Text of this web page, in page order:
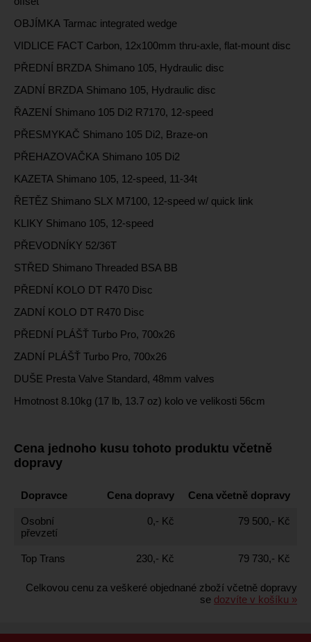
OBJÍMKA Tarmac integrated wedge
VIDLICE FACT Carbon, 12x100mm thru-axle, flat-mount disc
PŘEDNÍ BRZDA Shimano 105, Hydraulic disc
ZADNÍ BRZDA Shimano 105, Hydraulic disc
ŘAZENÍ Shimano 105 Di2 R7170, 12-speed
PŘESMYKAČ Shimano 105 Di2, Braze-on
PŘEHAZOVAČKA Shimano 105 Di2
KAZETA Shimano 105, 12-speed, 11-34t
ŘETĚZ Shimano SLX M7100, 12-speed w/ quick link
KLIKY Shimano 105, 12-speed
PŘEVODNÍKY 52/36T
STŘED Shimano Threaded BSA BB
PŘEDNÍ KOLO DT R470 Disc
ZADNÍ KOLO DT R470 Disc
PŘEDNÍ PLÁŠŤ Turbo Pro, 700x26
ZADNÍ PLÁŠŤ Turbo Pro, 700x26
DUŠE Presta Valve Standard, 48mm valves
Hmotnost 8.10kg (17 lb, 13.7 oz) kolo ve velikosti 56cm
Cena jednoho kusu tohoto produktu včetně
dopravy
Dopravce Cena dopravy Cena včetně dopravy
Osobní
převzetí
0,- Kč 79 500,- Kč
Top Trans 230,- Kč 79 730,- Kč
Celkovou cenu za veškeré objednané zboží včetně dopravy
se dozvíte v košíku »